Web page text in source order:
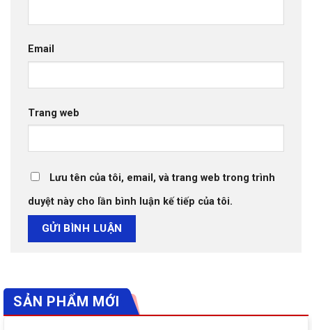
Email
Trang web
Lưu tên của tôi, email, và trang web trong trình
duyệt này cho lần bình luận kế tiếp của tôi.
SẢN PHẨM MỚI